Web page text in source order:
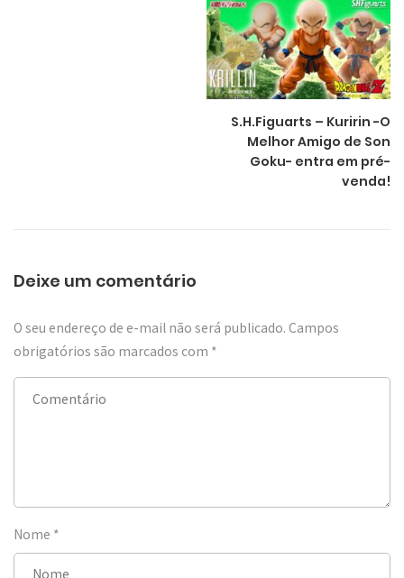
S.H.Figuarts – Kuririn -O
Melhor Amigo de Son
Goku- entra em pré-
venda!
Deixe um comentário
O seu endereço de e-mail não será publicado. Campos
obrigatórios são marcados com *
Nome *